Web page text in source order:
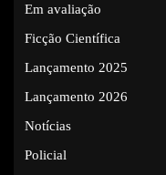
Em avaliação
Ficção Científica
Lançamento 2025
Lançamento 2026
Notícias
Policial